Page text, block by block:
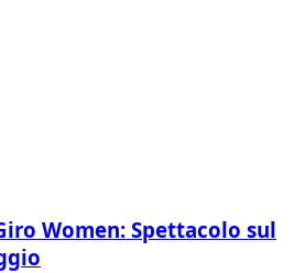
Women: Spettacolo sul